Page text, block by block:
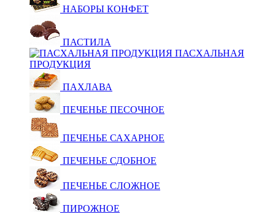
НАБОРЫ КОНФЕТ
ПАСТИЛА
ПАСХАЛЬНАЯ
ПРОДУКЦИЯ
ПАХЛАВА
ПЕЧЕНЬЕ ПЕСОЧНОЕ
ПЕЧЕНЬЕ САХАРНОЕ
ПЕЧЕНЬЕ СДОБНОЕ
ПЕЧЕНЬЕ СЛОЖНОЕ
ПИРОЖНОЕ